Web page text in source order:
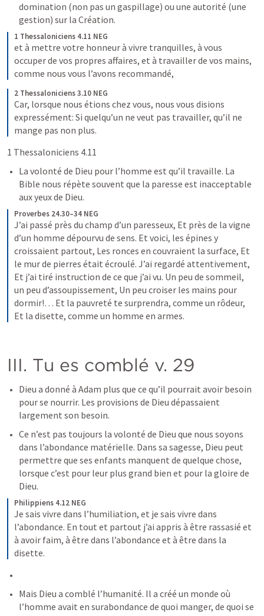
domination (non pas un gaspillage) ou une autorité (une
gestion) sur la Création.
1 Thessaloniciens 4.11 NEG
et à mettre votre honneur à vivre tranquilles, à vous
occuper de vos propres affaires, et à travailler de vos mains,
comme nous vous l’avons recommandé,
2 Thessaloniciens 3.10 NEG
Car, lorsque nous étions chez vous, nous vous disions
expressément: Si quelqu’un ne veut pas travailler, qu’il ne
mange pas non plus.
1 Thessaloniciens 4.11
La volonté de Dieu pour l’homme est qu’il travaille. La
Bible nous répète souvent que la paresse est inacceptable
aux yeux de Dieu.
Proverbes 24.30–34 NEG
J’ai passé près du champ d’un paresseux, Et près de la vigne
d’un homme dépourvu de sens. Et voici, les épines y
croissaient partout, Les ronces en couvraient la surface, Et
le mur de pierres était écroulé. J’ai regardé attentivement,
Et j’ai tiré instruction de ce que j’ai vu. Un peu de sommeil,
un peu d’assoupissement, Un peu croiser les mains pour
dormir!… Et la pauvreté te surprendra, comme un rôdeur,
Et la disette, comme un homme en armes.
III. Tu es comblé v. 29
Dieu a donné à Adam plus que ce qu’il pourrait avoir besoin
pour se nourrir. Les provisions de Dieu dépassaient
largement son besoin.
Ce n’est pas toujours la volonté de Dieu que nous soyons
dans l’abondance matérielle. Dans sa sagesse, Dieu peut
permettre que ses enfants manquent de quelque chose,
lorsque c’est pour leur plus grand bien et pour la gloire de
Dieu.
Philippiens 4.12 NEG
Je sais vivre dans l’humiliation, et je sais vivre dans
l’abondance. En tout et partout j’ai appris à être rassasié et
à avoir faim, à être dans l’abondance et à être dans la
disette.
Mais Dieu a comblé l’humanité. Il a créé un monde où
l’homme avait en surabondance de quoi manger, de quoi se